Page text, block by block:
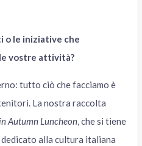
o le iniziative che
vostre attività?
tutto ciò che facciamo è
La nostra raccolta
Autumn Luncheon, che si tiene
alla cultura italiana